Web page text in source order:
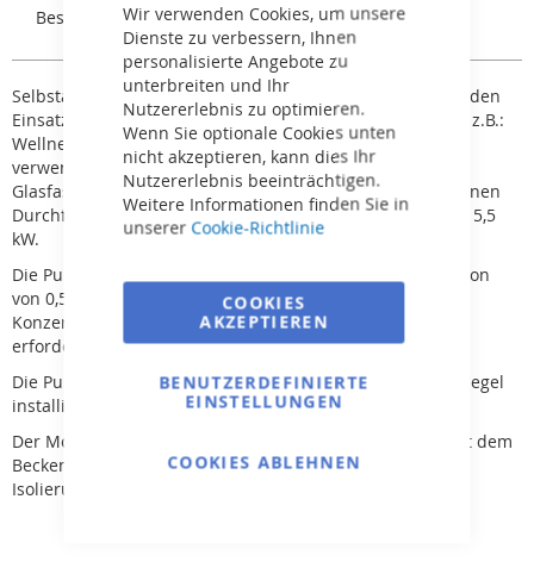
Wir verwenden Cookies, um unsere
Dienste zu verbessern, Ihnen
personalisierte Angebote zu
unterbreiten und Ihr
Nutzererlebnis zu optimieren.
Wenn Sie optionale Cookies unten
nicht akzeptieren, kann dies Ihr
Nutzererlebnis beeinträchtigen.
Weitere Informationen finden Sie in
unserer Cookie-Richtlinie
COOKIES
AKZEPTIEREN
BENUTZERDEFINIERTE
EINSTELLUNGEN
COOKIES ABLEHNEN
Beschreibung Rezensionen
Selbstansaugende Pumpe BADU RESORT ist geeignet für den
Einsatz in halböffentlichen und öffentlichen Anlagen wie z.B.:
Wellness. Sie kann auch als Wasserattraktionen-Pumpe
verwendet werden. Als Material wurde Kunststoff mit
Glasfaserverstärkung eingesetzt. Diese Pumpen haben einen
Durchfluss von 30 – 110 m3 /h und eine Leistung von 1,5 – 5,5
kW.
Die Pumpe kann für Salzwasser mit einer Salzkonzentration
von 0,5 %, d.h. 5 g/l, verwendet werden. Bei höherer
Konzentration ist eine Pumpe mit der Bezeichnung „AK“
erforderlich.
Die Pumpe kann maximal 3 m über/unter dem Wasserspiegel
installiert werden.
Der Motor/ Pumpenwicklungen haben keinen Kontakt mit dem
Beckenwasser und bieten somit vollständige elektrische
Isolierung.